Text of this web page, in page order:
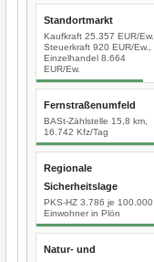
Standortmarkt
Kaufkraft 25.357 EUR/Ew.,
Steuerkraft 920 EUR/Ew.,
Einzelhandel 8.664
EUR/Ew.
Fernstraßenumfeld
BASt-Zählstelle 15,8 km,
16.742 Kfz/Tag
Regionale
Sicherheitslage
PKS-HZ 3.786 je 100.000
Einwohner in Plön
Natur- und